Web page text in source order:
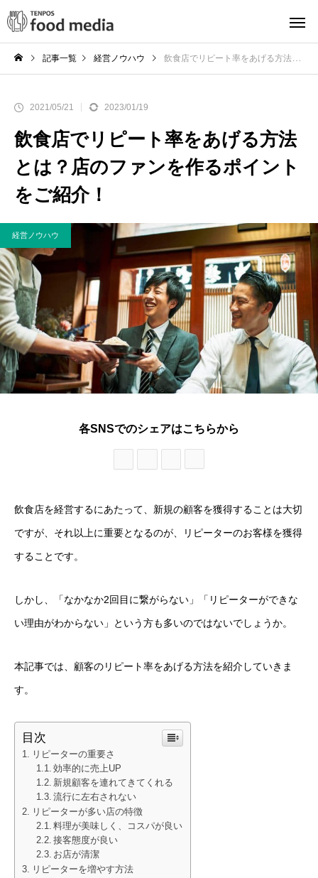
記事一覧 経営ノウハウ 飲食店でリピート率をあげる方法とは？店のファンを作るポイントをご紹介！
2021/05/21 2023/01/19
飲食店でリピート率をあげる方法
とは？店のファンを作るポイント
をご紹介！
経営ノウハウ
各SNSでのシェアはこちらから
飲食店を経営するにあたって、新規の顧客を獲得することは大切
ですが、それ以上に重要となるのが、リピーターのお客様を獲得
することです。
しかし、「なかなか2回目に繋がらない」「リピーターができな
い理由がわからない」という方も多いのではないでしょうか。
本記事では、顧客のリピート率をあげる方法を紹介していきま
す。
目次
リピーターの重要さ
効率的に売上UP
新規顧客を連れてきてくれる
流行に左右されない
リピーターが多い店の特徴
料理が美味しく、コスパが良い
接客態度が良い
お店が清潔
リピーターを増やす方法